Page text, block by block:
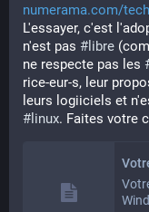
numerama.com/
L'essayer, c'est
n'est pas # libre
ne respecte pas les
rice-eur-s, leur
# linux. Faites votre